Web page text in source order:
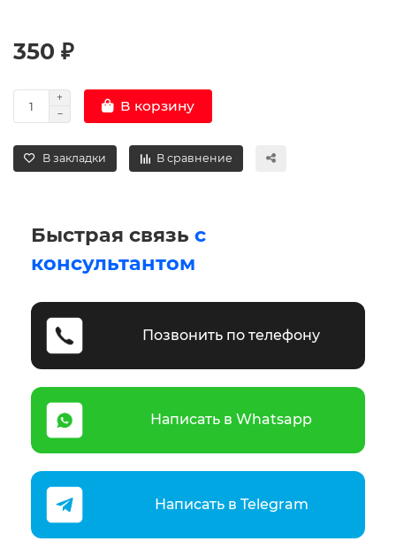
350 ₽
В корзину
В закладки В сравнение
Быстрая связь с
консультантом
Позвонить по телефону
Написать в Whatsapp
Написать в Telegram